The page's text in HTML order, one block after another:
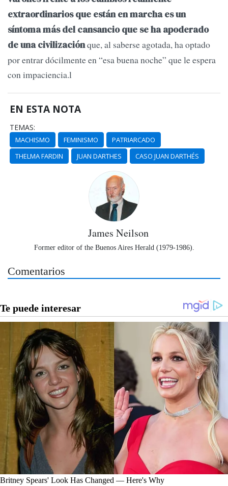
extraordinarios que están en marcha es un
síntoma más del cansancio que se ha apoderado
de una civilizaciónque, al saberse agotada, ha optado
por entrar dócilmente en “esa buena noche” que le espera
con impaciencia.l
EN ESTA NOTA
TEMAS:
MACHISMO FEMINISMO
PATRIARCADO
THELMA FARDIN
JUAN DARTHES CASO JUAN DARTHÉS
James Neilson
Former editor of the Buenos Aires Herald (1979-1986).
Comentarios